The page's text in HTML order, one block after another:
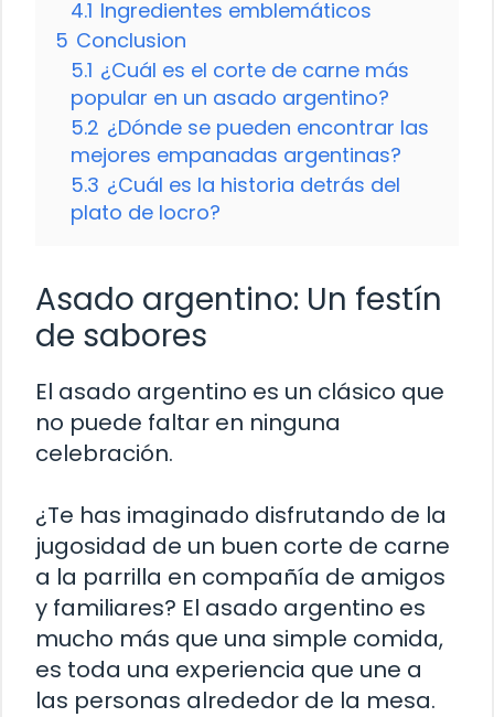
4.1 Ingredientes emblemáticos
5 Conclusion
5.1 ¿Cuál es el corte de carne más
popular en un asado argentino?
5.2 ¿Dónde se pueden encontrar las
mejores empanadas argentinas?
5.3 ¿Cuál es la historia detrás del
plato de locro?
Asado argentino: Un festín
de sabores
El asado argentino es un clásico que
no puede faltar en ninguna
celebración.
¿Te has imaginado disfrutando de la
jugosidad de un buen corte de carne
a la parrilla en compañía de amigos
y familiares? El asado argentino es
mucho más que una simple comida,
es toda una experiencia que une a
las personas alrededor de la mesa.